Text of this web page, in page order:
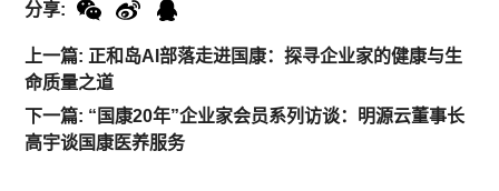
上一篇: 正和岛AI部落走进国康：探寻企业家的健康与生
命质量之道
下一篇: “国康20年”企业家会员系列访谈：明源云董事长
高宇谈国康医养服务
分享: